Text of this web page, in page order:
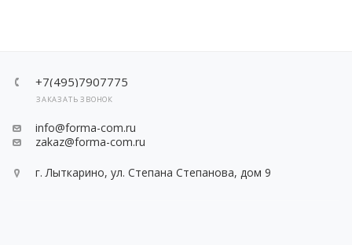
+7(495)7907775
ЗАКАЗАТЬ ЗВОНОК
info@forma-com.ru
zakaz@forma-com.ru
г. Лыткарино, ул. Степана Степанова, дом 9